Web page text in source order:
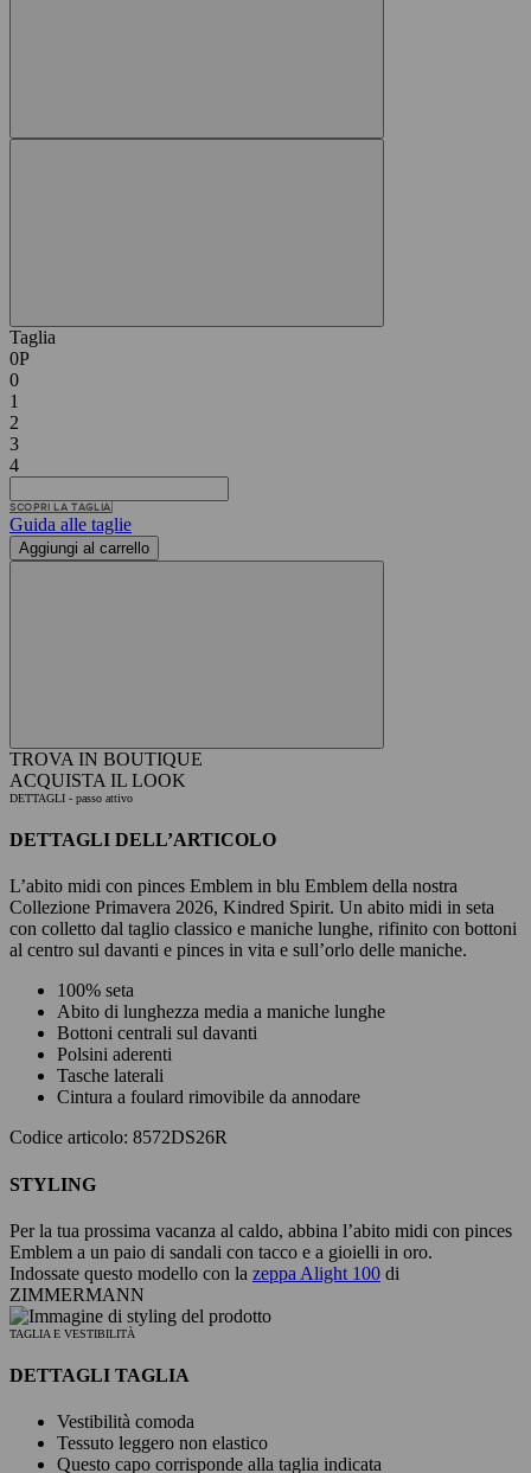
Taglia
0P
0
1
2
3
4
SCOPRI LA TAGLIA
Guida alle taglie
Aggiungi al carrello
TROVA IN BOUTIQUE
ACQUISTA IL LOOK
DETTAGLI - passo attivo
DETTAGLI DELL’ARTICOLO
L’abito midi con pinces Emblem in blu Emblem della nostra
Collezione Primavera 2026, Kindred Spirit. Un abito midi in seta
con colletto dal taglio classico e maniche lunghe, rifinito con bottoni
al centro sul davanti e pinces in vita e sull’orlo delle maniche.
100% seta
Abito di lunghezza media a maniche lunghe
Bottoni centrali sul davanti
Polsini aderenti
Tasche laterali
Cintura a foulard rimovibile da annodare
Codice articolo: 8572DS26R
STYLING
Per la tua prossima vacanza al caldo, abbina l’abito midi con pinces
Emblem a un paio di sandali con tacco e a gioielli in oro.
Indossate questo modello con la zeppa Alight 100 di
ZIMMERMANN
TAGLIA E VESTIBILITÀ
DETTAGLI TAGLIA
Vestibilità comoda
Tessuto leggero non elastico
Questo capo corrisponde alla taglia indicata